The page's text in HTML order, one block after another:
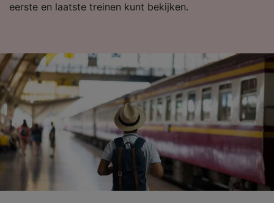
eerste en laatste treinen kunt bekijken.